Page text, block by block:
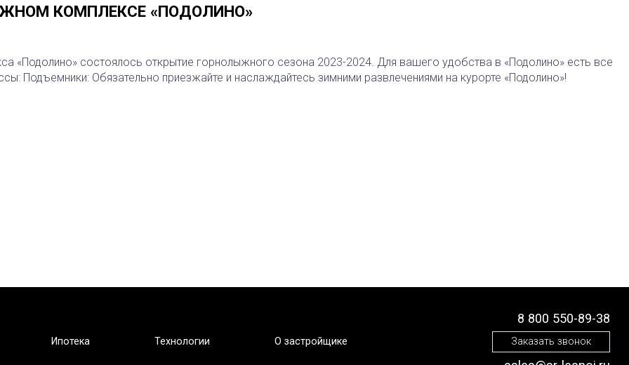
КОМПЛЕКСЕ «ПОДОЛИНО»
«Подолино» состоялось открытие горнолыжного сезона 2023-2024. Для вашего удобства в «Подолино» есть все
Подъемники: Обязательно приезжайте и наслаждайтесь зимними развлечениями на курорте «Подолино»!
Ипотека Технологии О застройщике
8 800 550-89-38
Заказать звонок